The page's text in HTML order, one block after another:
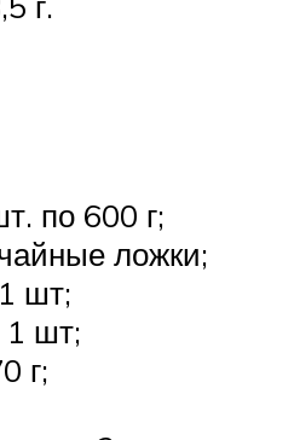
по 600 г;
ложки;
шт;
1 шт;
г;